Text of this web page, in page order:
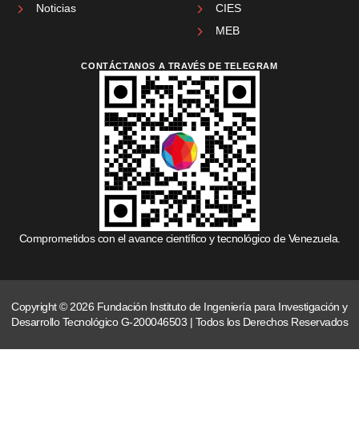
Noticias
CIES
MEB
CONTÁCTANOS A TRAVÉS DE TELEGRAM
Comprometidos con el avance científico y tecnológico de Venezuela.
Copyright © 2026 Fundación Instituto de Ingeniería para Investigación y
Desarrollo Tecnológico G-200046503 | Todos los Derechos Reservados